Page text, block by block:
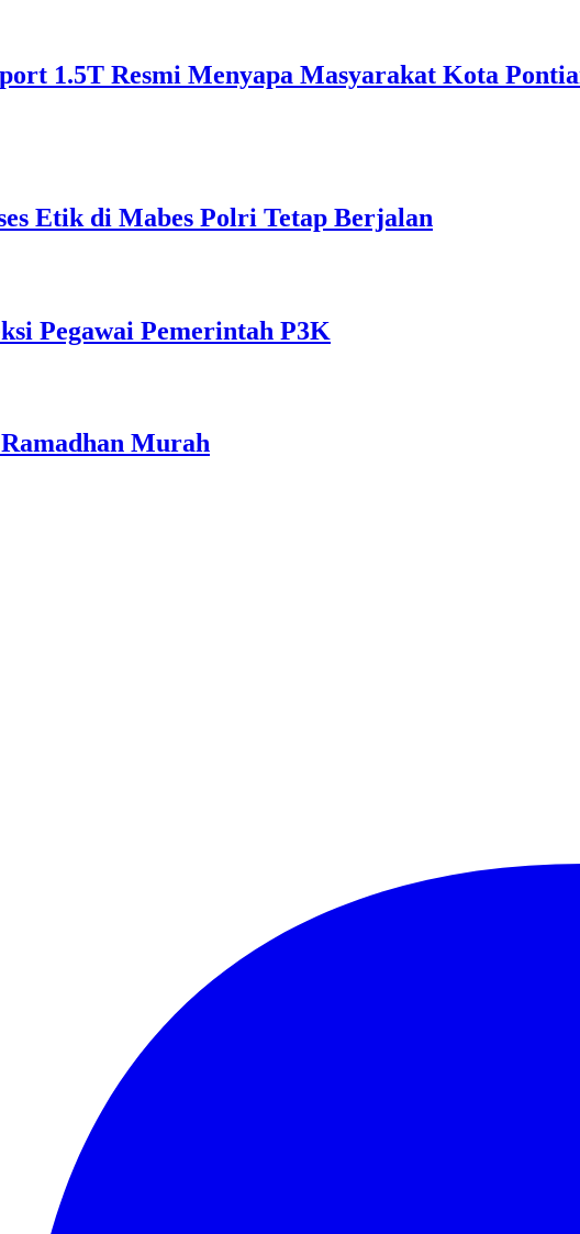
1.5T Resmi Menyapa Masyarakat Kota
Etik di Mabes Polri Tetap Berjalan
Pegawai Pemerintah P3K
Murah